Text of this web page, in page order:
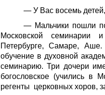
— У Вас восемь
— Мальчики пошли
Московской
Петербурге, Самаре,
обучение в духовной
семинарию. Три дочери
богословское (учились в
регенты церковных хоров,